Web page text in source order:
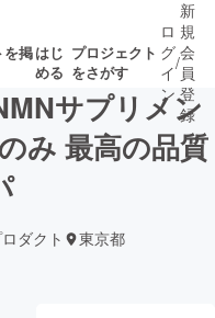
を掲はじ
める
プロジェクト
をさがす
終了が近いプ
ロ
グ
イ
ン
/
新
規
会
員
登
録
サプリメン
み 最高の品質
ダクト 東京都